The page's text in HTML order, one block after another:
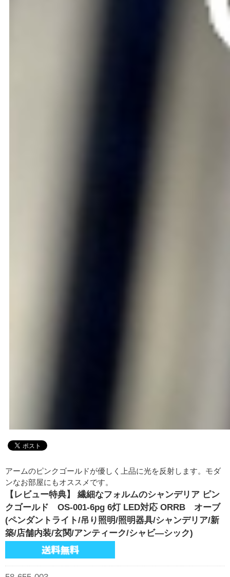
アームのピンクゴールドが優しく上品に光を反射します。モダ
ンなお部屋にもオススメです。
【レビュー特典】 繊細なフォルムのシャンデリア ピン
クゴールド OS-001-6pg 6灯 LED対応 ORRB オーブ
(ペンダントライト/吊り照明/照明器具/シャンデリア/新
築/店舗内装/玄関/アンティーク/シャビ―シック)